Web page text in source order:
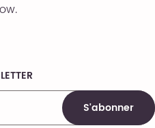
S'abonner